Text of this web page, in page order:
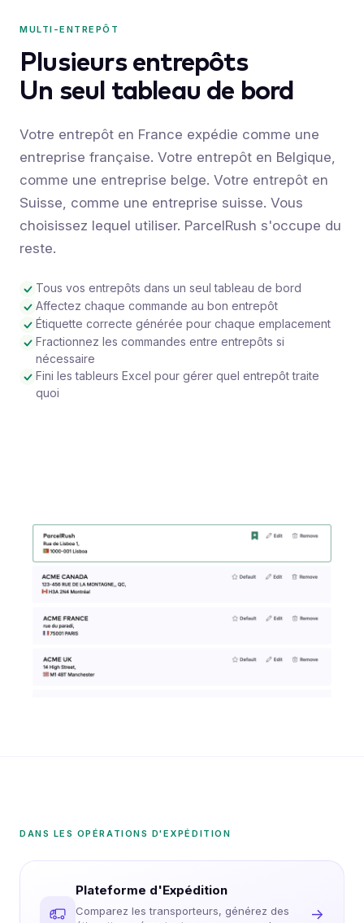
MULTI-ENTREPÔT
Plusieurs entrepôts
Un seul tableau de bord
Votre entrepôt en France expédie comme une
entreprise française. Votre entrepôt en Belgique,
comme une entreprise belge. Votre entrepôt en
Suisse, comme une entreprise suisse. Vous
choisissez lequel utiliser. ParcelRush s'occupe du
reste.
Tous vos entrepôts dans un seul tableau de bord
Affectez chaque commande au bon entrepôt
Étiquette correcte générée pour chaque emplacement
Fractionnez les commandes entre entrepôts si
nécessaire
Fini les tableurs Excel pour gérer quel entrepôt traite
quoi
DANS LES OPÉRATIONS D'EXPÉDITION
Plateforme d'Expédition
Comparez les transporteurs, générez des
→